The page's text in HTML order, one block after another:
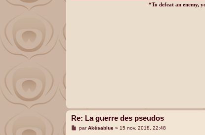
“To defeat an enemy,
Re: La guerre des pseudos
MparAkésablue » 15 nov. 2018, 22:48